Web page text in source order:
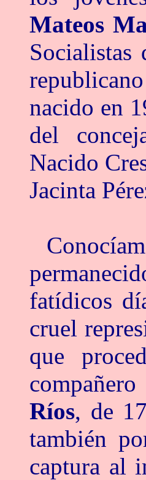
Mateos
nacido en
del
Nacido
Jacinta
fatídicos
cruel
que
Ríos, de
también
captura al